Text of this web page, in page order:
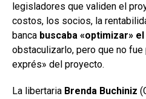
legisladores que validen el
costos, los socios, la
banca buscaba «optimizar»
obstaculizarlo, pero que no
exprés» del proyecto.
La libertaria Brenda Buchiniz